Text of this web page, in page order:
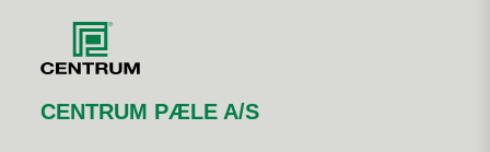
CENTRUM PÆLE A/S